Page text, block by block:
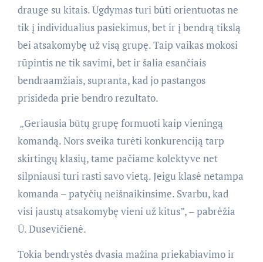
drauge su kitais. Ugdymas turi būti orientuotas ne
tik į individualius pasiekimus, bet ir į bendrą tikslą
bei atsakomybę už visą grupę. Taip vaikas mokosi
rūpintis ne tik savimi, bet ir šalia esančiais
bendraamžiais, supranta, kad jo pastangos
prisideda prie bendro rezultato.
„Geriausia būtų grupę formuoti kaip vieningą
komandą. Nors sveika turėti konkurenciją tarp
skirtingų klasių, tame pačiame kolektyve net
silpniausi turi rasti savo vietą. Jeigu klasė netampa
komanda – patyčių neišnaikinsime. Svarbu, kad
visi jaustų atsakomybę vieni už kitus”, – pabrėžia
Ū. Dusevičienė.
Tokia bendrystės dvasia mažina priekabiavimo ir